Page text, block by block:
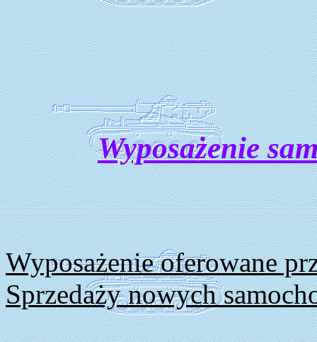
Wyposażenie
Wyposażenie oferowane
Sprzedaży nowych